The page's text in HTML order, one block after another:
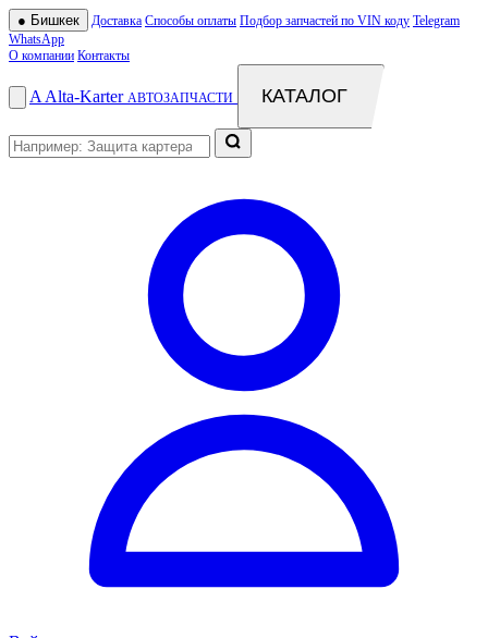
● Бишкек Доставка Способы оплаты Подбор запчастей по VIN коду Telegram
WhatsApp
О компании Контакты
A Alta-Karter АВТОЗАПЧАСТИ КАТАЛОГ